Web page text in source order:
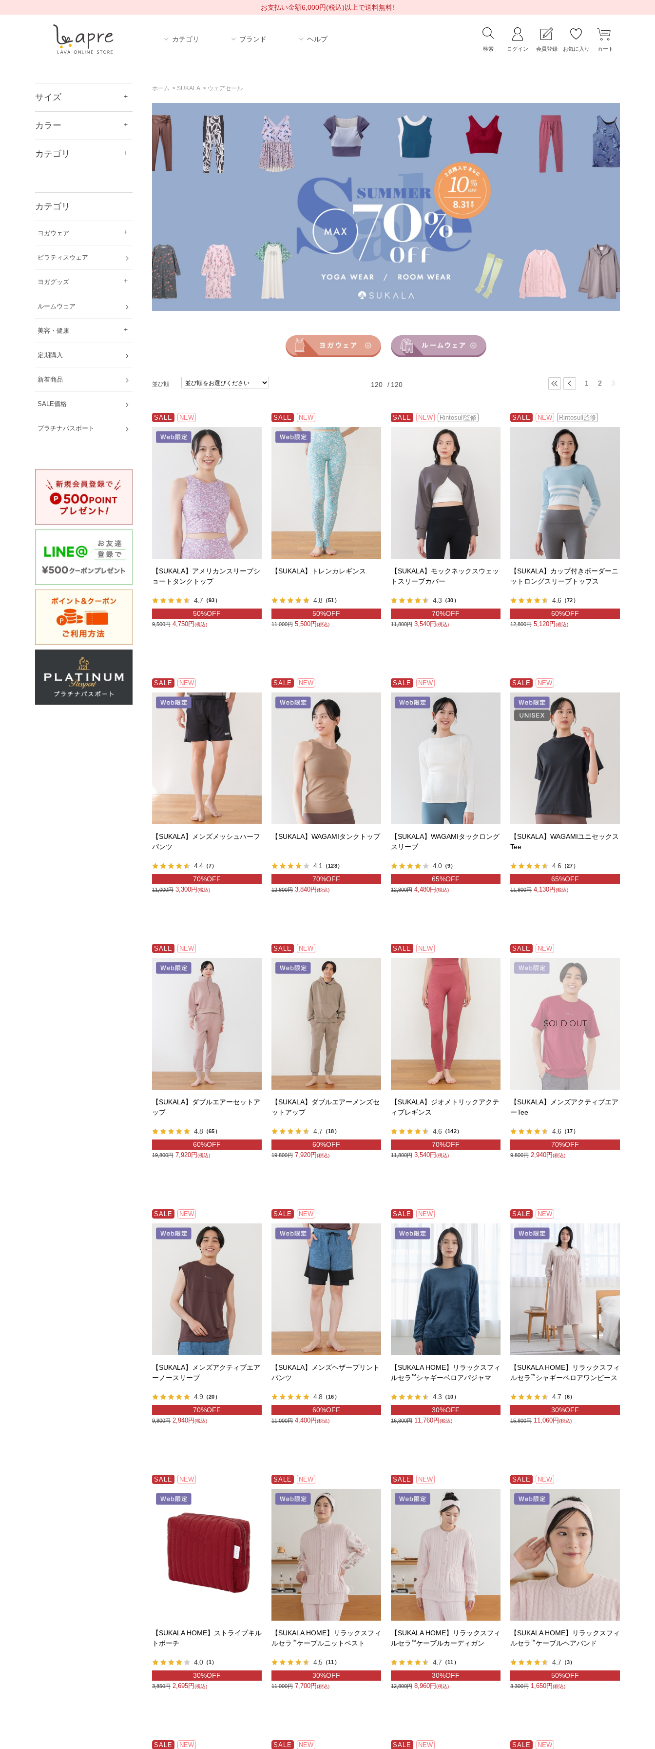
お支払い金額6,000円(税込)以上で送料無料!
カテゴリ ブランド ヘルプ
検索 ログイン 会員登録 お気に入り カート
サイズ
カラー
カテゴリ
カテゴリ
ヨガウェア
ピラティスウェア
ヨガグッズ
ルームウェア
美容・健康
定期購入
新着商品
SALE価格
プラチナパスポート
ホーム > SUKALA > ウェアセール
並び順 120 / 120 1 2 3
SALE NEW
【SUKALA】アメリカンスリーブシ
ョートタンクトップ
4.7 （93）
50%OFF
9,500円 4,750円(税込)
SALE NEW
【SUKALA】トレンカレギンス
4.8 （51）
50%OFF
11,000円 5,500円(税込)
SALE NEW Rintosull監修
【SUKALA】モックネックスウェッ
トスリーブカバー
4.3 （30）
70%OFF
11,800円 3,540円(税込)
SALE NEW Rintosull監修
【SUKALA】カップ付きボーダーニ
ットロングスリーブトップス
4.6 （72）
60%OFF
12,800円 5,120円(税込)
SALE NEW
【SUKALA】メンズメッシュハーフ
パンツ
4.4 （7）
70%OFF
11,000円 3,300円(税込)
SALE NEW
【SUKALA】WAGAMIタンクトップ
4.1 （128）
70%OFF
12,800円 3,840円(税込)
SALE NEW
【SUKALA】WAGAMIタックロング
スリーブ
4.0 （9）
65%OFF
12,800円 4,480円(税込)
SALE NEW
【SUKALA】WAGAMIユニセックス
Tee
4.6 （27）
65%OFF
11,800円 4,130円(税込)
SALE NEW
【SUKALA】ダブルエアーセットア
ップ
4.8 （65）
60%OFF
19,800円 7,920円(税込)
SALE NEW
【SUKALA】ダブルエアーメンズセ
ットアップ
4.7 （18）
60%OFF
19,800円 7,920円(税込)
SALE NEW
【SUKALA】ジオメトリックアクテ
ィブレギンス
4.6 （142）
70%OFF
11,800円 3,540円(税込)
SALE NEW
【SUKALA】メンズアクティブエア
ーTee
4.6 （17）
70%OFF
9,800円 2,940円(税込)
SALE NEW
【SUKALA】メンズアクティブエア
ーノースリーブ
4.9 （20）
70%OFF
9,800円 2,940円(税込)
SALE NEW
【SUKALA】メンズヘザープリント
パンツ
4.8 （16）
60%OFF
11,000円 4,400円(税込)
SALE NEW
【SUKALA HOME】リラックスフィ
ルセラ ™シャギーベロアパジャマ
4.3 （10）
30%OFF
16,800円 11,760円(税込)
SALE NEW
【SUKALA HOME】リラックスフィ
ルセラ ™シャギーベロアワンピース
4.7 （6）
30%OFF
15,800円 11,060円(税込)
SALE NEW
【SUKALA HOME】ストライプキル
トポーチ
4.0 （1）
30%OFF
3,850円 2,695円(税込)
SALE NEW
【SUKALA HOME】リラックスフィ
ルセラ ™ケーブルニットベスト
4.5 （11）
30%OFF
11,000円 7,700円(税込)
SALE NEW
【SUKALA HOME】リラックスフィ
ルセラ ™ケーブルカーディガン
4.7 （11）
30%OFF
12,800円 8,960円(税込)
SALE NEW
【SUKALA HOME】リラックスフィ
ルセラ ™ケーブルヘアバンド
4.7 （3）
50%OFF
3,300円 1,650円(税込)
SALE NEW SALE NEW SALE NEW SALE NEW